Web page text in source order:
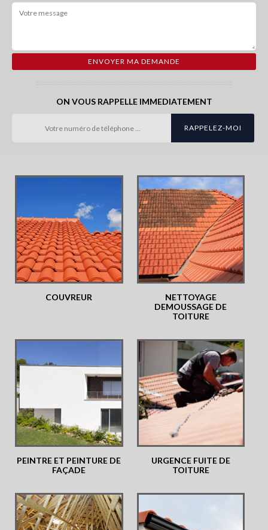
ON VOUS RAPPELLE IMMEDIATEMENT
COUVREUR
NETTOYAGE
DEMOUSSAGE DE
TOITURE
PEINTRE ET PEINTURE DE
FAÇADE
URGENCE FUITE DE
TOITURE